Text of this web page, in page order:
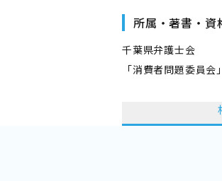
所属・著書・資
千葉県弁護士会
「消費者問題委員